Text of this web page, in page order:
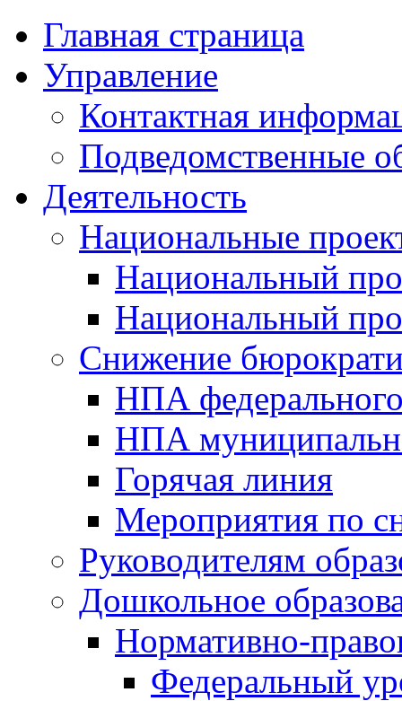
Главная страница
Управление
Контактная
Подведомственные
Деятельность
Национальные
Национальный
Национальный
Снижение
НПА
НПА
Горячая линия
Мероприятия по
Руководителям
Дошкольное
Нормативно-
Федеральный